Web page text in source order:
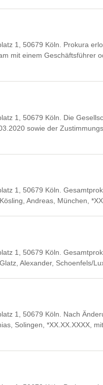
1, 50679 Köln. Prokura
mit einem Geschäftsführer
1, 50679 Köln. Die
sowie der
1, 50679 Köln.
Andreas, München,
1, 50679 Köln.
Alexander, Schoenfels/
1, 50679 Köln. Nach
Solingen, *XX.XX.XXXX,